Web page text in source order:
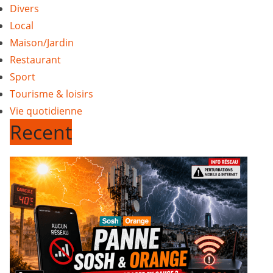
Divers
Local
Maison/Jardin
Restaurant
Sport
Tourisme & loisirs
Vie quotidienne
Recent